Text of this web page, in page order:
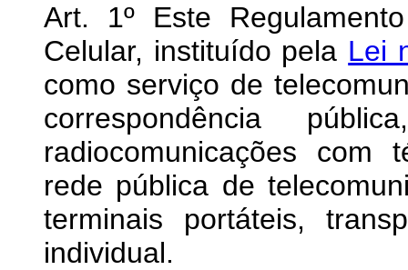
Art. 1º Este
Celular, instituído pela Lei
como serviço de
correspondência
radiocomunicações com
rede pública de
terminais portáteis,
individual.